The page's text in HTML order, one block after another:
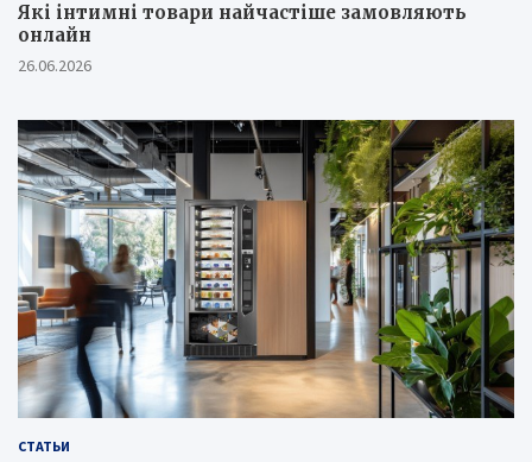
Які інтимні товари найчастіше замовляють
онлайн
26.06.2026
СТАТЬИ